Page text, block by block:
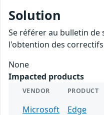
Solution
Se référer au bulletin
l'obtention des
None
Impacted products
VENDOR PRODUCT
Microsoft Edge